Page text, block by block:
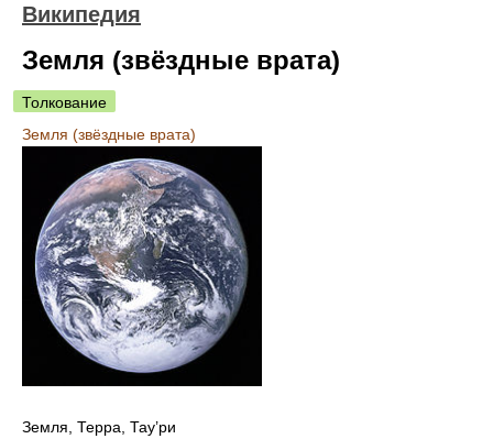
Википедия
Земля (звёздные врата)
Толкование
Земля (звёздные врата)
Земля, Терра, Тау’ри